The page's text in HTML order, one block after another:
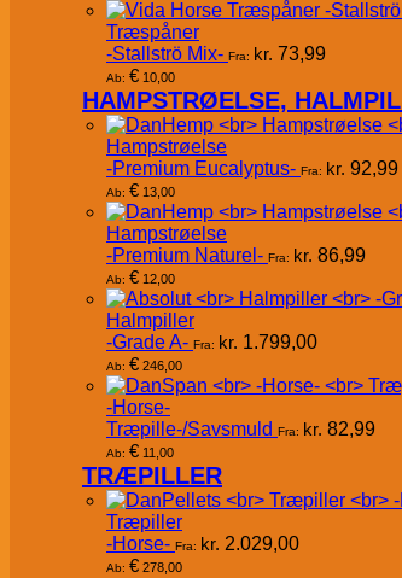
Træspåner
-Stallströ Mix- Fra: kr. 73,99
Ab: € 10,00
HAMPSTRØELSE,
Hampstrøelse
-Premium Eucalyptus- Fra: kr. 92,99
Ab: € 13,00
Hampstrøelse
-Premium Naturel- Fra: kr. 86,99
Ab: € 12,00
Halmpiller
-Grade A- Fra: kr. 1.799,00
Ab: € 246,00
-Horse-
Træpille-/Savsmuld Fra: kr. 82,99
Ab: € 11,00
TRÆPILLER
Træpiller
-Horse- Fra: kr. 2.029,00
Ab: € 278,00